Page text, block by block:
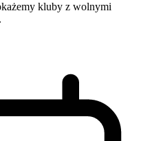
kluby z wolnymi